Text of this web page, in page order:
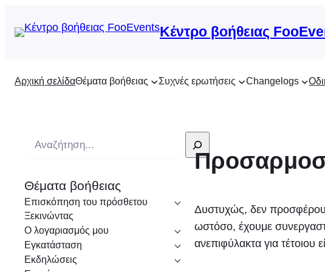
Κέντρο βοήθειας
Αρχική σελίδαΘέματα βοήθειας Συχνές ερωτήσεις Changelogs
ζ
ή
τ
η
σ
Θέματα βοήθειας
Επισκόπηση του πρόσθετου
Ξεκινώντας
Ο λογαριασμός μου
Εγκατάσταση
Εκδηλώσεις
Δυστυχώς, δεν
ωστόσο, έχουμε
ανεπιφύλακτα για τέτοιου